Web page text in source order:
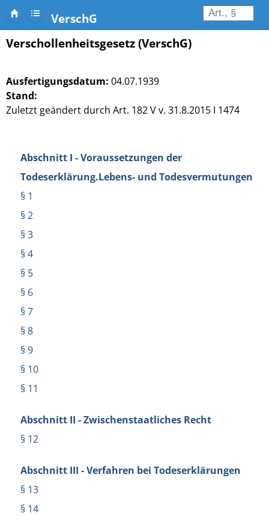
VerschG
Verschollenheitsgesetz (VerschG)
Ausfertigungsdatum: 04.07.1939
Stand:
Zuletzt geändert durch Art. 182 V v. 31.8.2015 I 1474
Abschnitt I - Voraussetzungen der
Todeserklärung.Lebens- und Todesvermutungen
§ 1
§ 2
§ 3
§ 4
§ 5
§ 6
§ 7
§ 8
§ 9
§ 10
§ 11
Abschnitt II - Zwischenstaatliches Recht
§ 12
Abschnitt III - Verfahren bei Todeserklärungen
§ 13
§ 14